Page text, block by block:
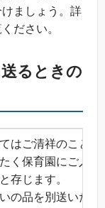
ましょう。詳
ださい。
るときの
ご清祥のことと
く保育園にご入
存じます。
の品を別送いたし